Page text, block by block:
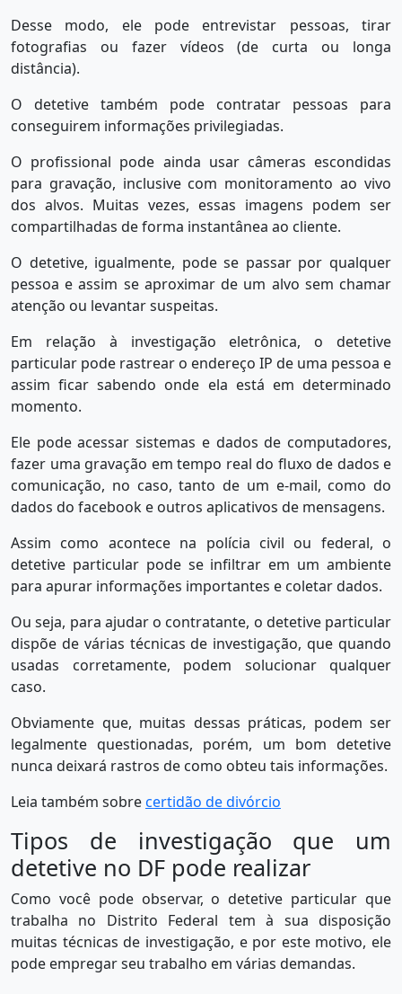
Desse modo, ele pode entrevistar pessoas, tirar
fotografias ou fazer vídeos (de curta ou longa
distância).
O detetive também pode contratar pessoas para
conseguirem informações privilegiadas.
O profissional pode ainda usar câmeras escondidas
para gravação, inclusive com monitoramento ao vivo
dos alvos. Muitas vezes, essas imagens podem ser
compartilhadas de forma instantânea ao cliente.
O detetive, igualmente, pode se passar por qualquer
pessoa e assim se aproximar de um alvo sem chamar
atenção ou levantar suspeitas.
Em relação à investigação eletrônica, o detetive
particular pode rastrear o endereço IP de uma pessoa e
assim ficar sabendo onde ela está em determinado
momento.
Ele pode acessar sistemas e dados de computadores,
fazer uma gravação em tempo real do fluxo de dados e
comunicação, no caso, tanto de um e-mail, como do
dados do facebook e outros aplicativos de mensagens.
Assim como acontece na polícia civil ou federal, o
detetive particular pode se infiltrar em um ambiente
para apurar informações importantes e coletar dados.
Ou seja, para ajudar o contratante, o detetive particular
dispõe de várias técnicas de investigação, que quando
usadas corretamente, podem solucionar qualquer
caso.
Obviamente que, muitas dessas práticas, podem ser
legalmente questionadas, porém, um bom detetive
nunca deixará rastros de como obteu tais informações.
Leia também sobrecertidão de divórcio
Tipos de investigação que um
detetive no DF pode realizar
Como você pode observar, o detetive particular que
trabalha no Distrito Federal tem à sua disposição
muitas técnicas de investigação, e por este motivo, ele
pode empregar seu trabalho em várias demandas.